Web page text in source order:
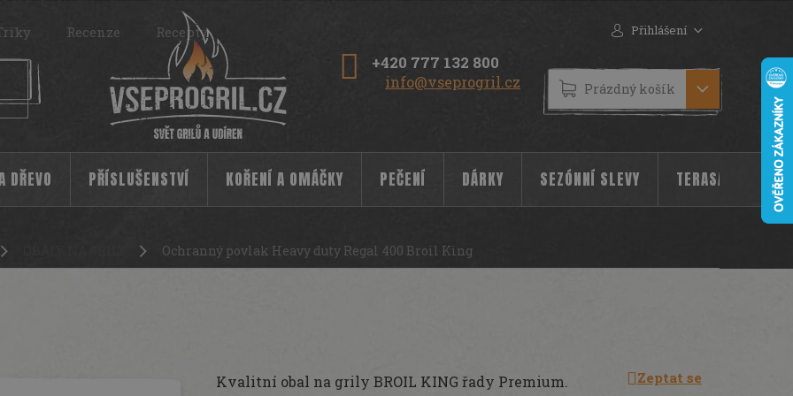
+420 777 132 800
info@vseprogril.cz
Recenze Recepty Přihlášení
NÁKUPNÍ
KOŠÍK
Prázdný košík
DŘEVO PŘÍSLUŠENSTVÍ KOŘENÍ A OMÁČKY PEČENÍ DÁRKY SEZÓNNÍ SLEVY TERASA
Ochranný povlak Heavy duty Regal 400 Broil King
Kvalitní obal na grily BROIL KING řady Premium. Zeptat se